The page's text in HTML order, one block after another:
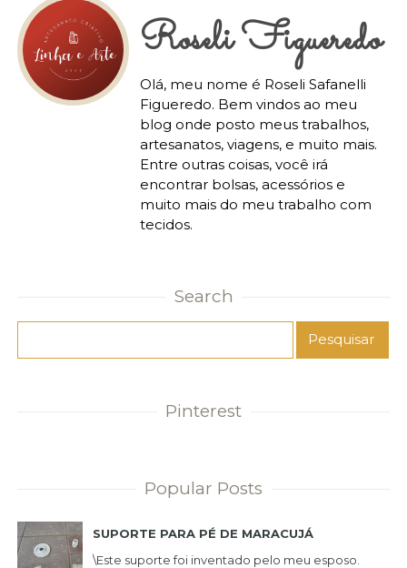
Roseli Figueredo
Olá, meu nome é Roseli Safanelli
Figueredo. Bem vindos ao meu
blog onde posto meus trabalhos,
artesanatos, viagens, e muito mais.
Entre outras coisas, você irá
encontrar bolsas, acessórios e
muito mais do meu trabalho com
tecidos.
Search
Pinterest
Popular Posts
SUPORTE PARA PÉ DE MARACUJÁ
\Este suporte foi inventado pelo meu esposo.